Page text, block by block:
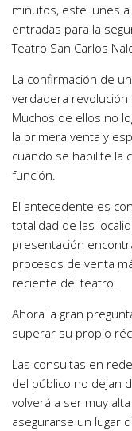
minutos, este lunes
entradas para la
Teatro San Carlos
La confirmación de
verdadera
Muchos de ellos no
la primera venta y
cuando se habilite la
función.
El antecedente es
totalidad de las
presentación
procesos de venta
reciente del teatro.
Ahora la gran
superar su propio
Las consultas en
del público no dejan
volverá a ser muy
asegurarse un lugar